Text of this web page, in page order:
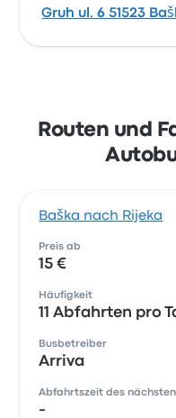
Gruh ul. 6 51523
Routen und
Baška nach Rijeka
Preis ab
15 €
Häufigkeit
11 Abfahrten pro
Busbetreiber
Arriva
Abfahrtszeit des nächsten
-